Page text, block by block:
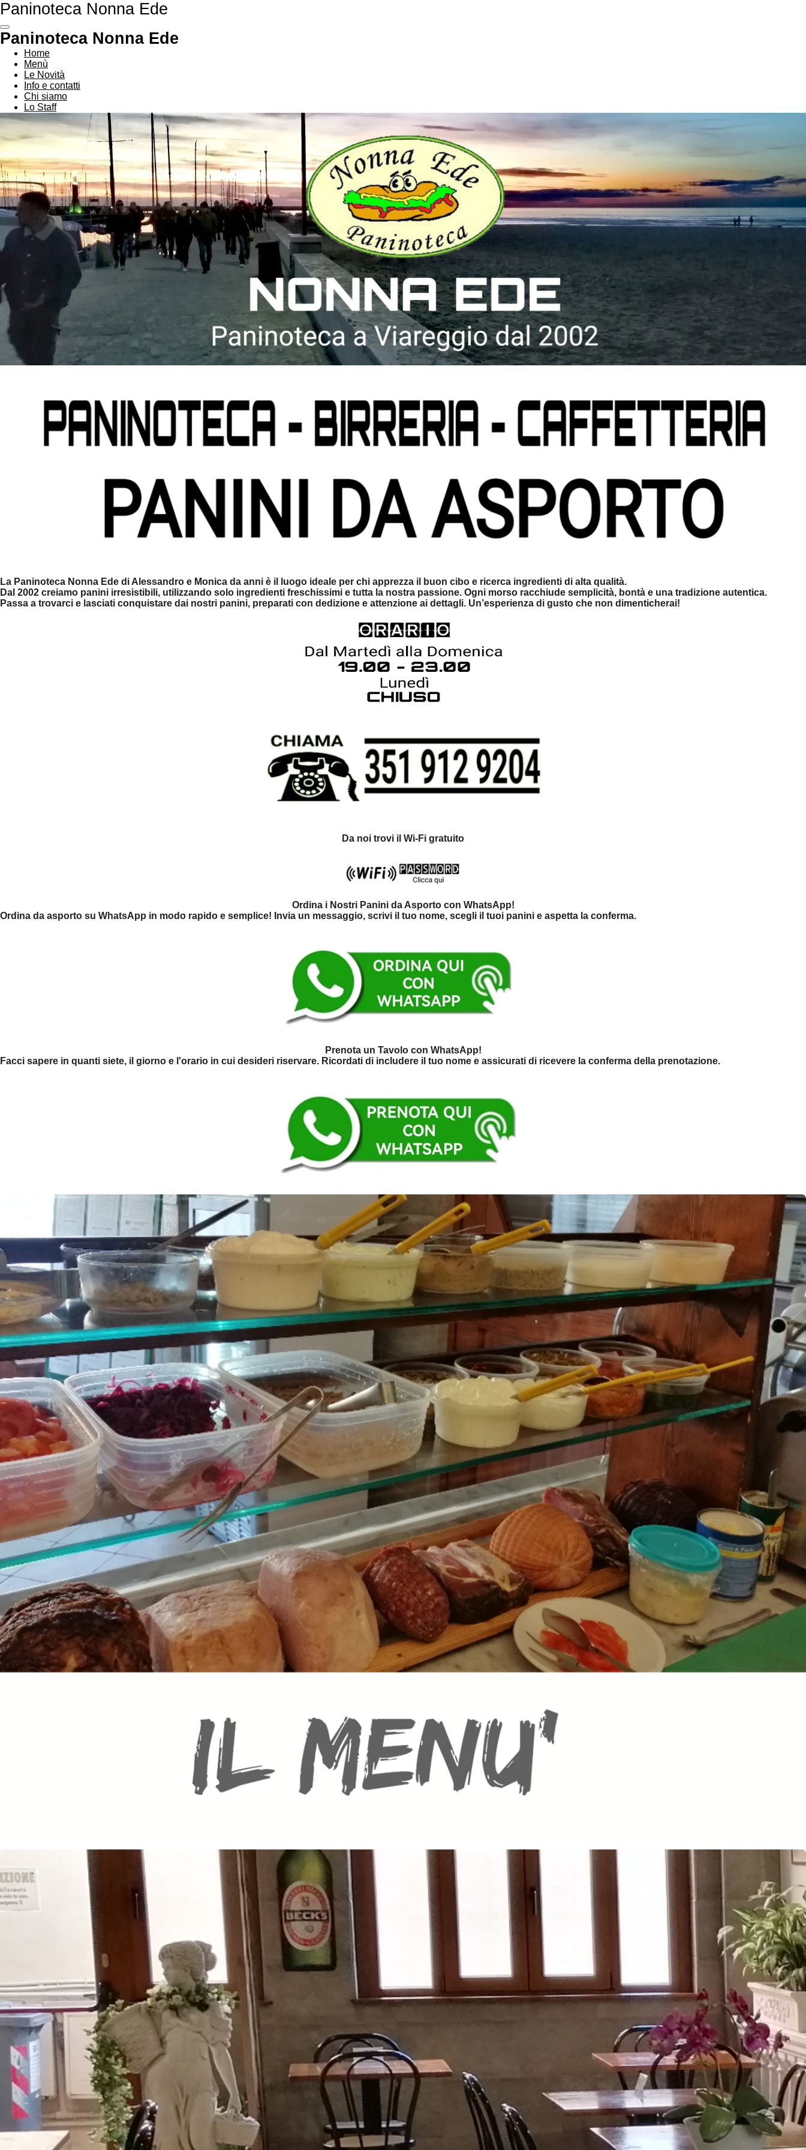
Vai
contenuto
principale
Paninoteca Nonna Ede
Paninoteca Nonna Ede
Home
Menù
Le Novità
Info e contatti
Chi siamo
Lo Staff
La Paninoteca Nonna Ede di Alessandro e Monica da anni è il luogo ideale per chi apprezza il buon cibo e ricerca ingredienti di alta qualità.
Dal 2002 creiamo panini irresistibili, utilizzando solo ingredienti freschissimi e tutta la nostra passione. Ogni morso racchiude semplicità, bontà e una tradizione autentica.
Passa a trovarci e lasciati conquistare dai nostri panini, preparati con dedizione e attenzione ai dettagli. Un’esperienza di gusto che non dimenticherai!
Da noi trovi il Wi-Fi gratuito
Ordina i Nostri Panini da Asporto con WhatsApp!
Ordina da asporto su WhatsApp in modo rapido e semplice! Invia un messaggio, scrivi il tuo nome, scegli il tuoi panini e aspetta la conferma.
Prenota un Tavolo con WhatsApp!
Facci sapere in quanti siete, il giorno e l'orario in cui desideri riservare. Ricordati di includere il tuo nome e assicurati di ricevere la conferma della prenotazione.